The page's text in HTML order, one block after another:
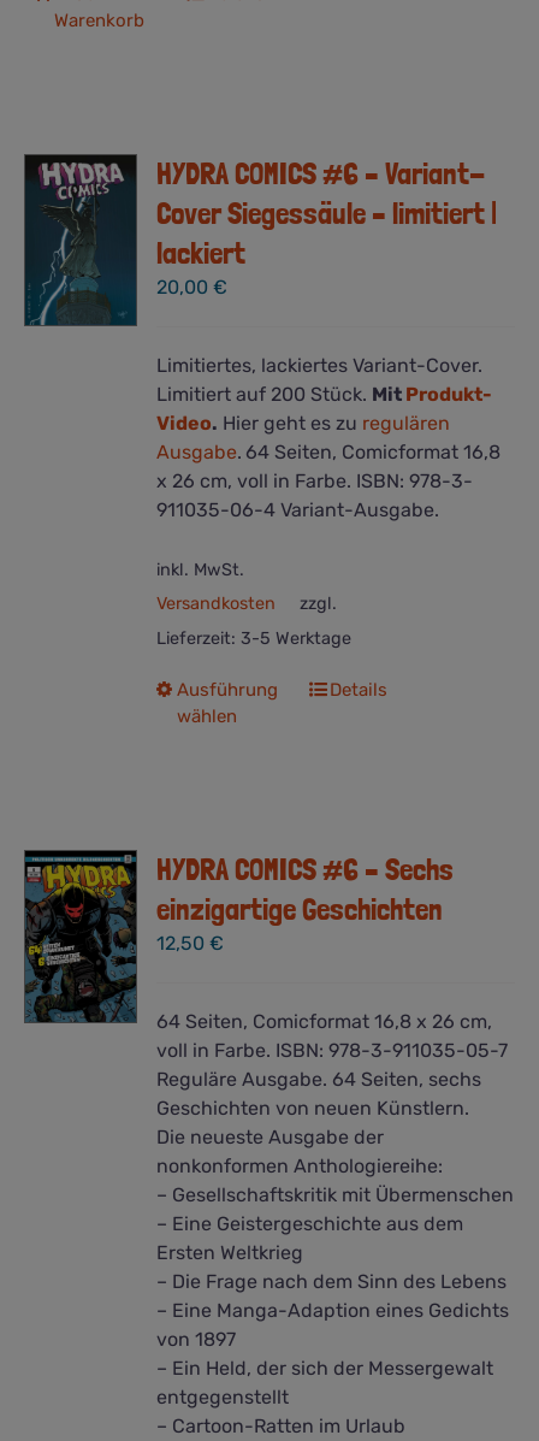
Warenkorb
HYDRA COMICS #6 – Variant-
Cover Siegessäule – limitiert |
lackiert
20,00€
Limitiertes, lackiertes Variant-Cover.
Limitiert auf 200 Stück. Mit Produkt-
Video. Hier geht es zu regulären
Ausgabe. 64 Seiten, Comicformat 16,8
x 26 cm, voll in Farbe. ISBN: 978-3-
911035-06-4 Variant-Ausgabe.
inkl. MwSt.
zzgl.
Versandkosten
Lieferzeit: 3-5 Werktage
Ausführung
wählen
Dieses
Die
können
Details
HYDRA COMICS #6 – Sechs
einzigartige Geschichten
12,50€
64 Seiten, Comicformat 16,8 x 26 cm,
voll in Farbe. ISBN: 978-3-911035-05-7
Reguläre Ausgabe. 64 Seiten, sechs
Geschichten von neuen Künstlern.
Die neueste Ausgabe der
nonkonformen Anthologiereihe:
– Gesellschaftskritik mit Übermenschen
– Eine Geistergeschichte aus dem
Ersten Weltkrieg
– Die Frage nach dem Sinn des Lebens
– Eine Manga-Adaption eines Gedichts
von 1897
– Ein Held, der sich der Messergewalt
entgegenstellt
– Cartoon-Ratten im Urlaub